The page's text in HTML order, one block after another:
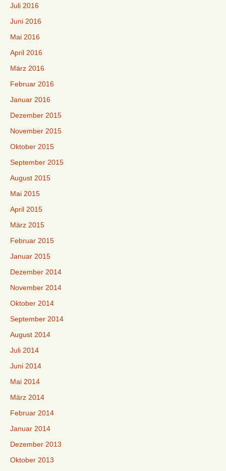
Juli 2016
Juni 2016
Mai 2016
April 2016
März 2016
Februar 2016
Januar 2016
Dezember 2015
November 2015
Oktober 2015
September 2015
August 2015
Mai 2015
April 2015
März 2015
Februar 2015
Januar 2015
Dezember 2014
November 2014
Oktober 2014
September 2014
August 2014
Juli 2014
Juni 2014
Mai 2014
März 2014
Februar 2014
Januar 2014
Dezember 2013
Oktober 2013